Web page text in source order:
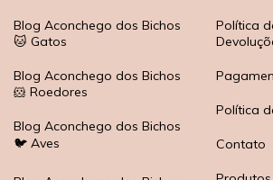
Blog Aconchego dos Bichos
🐱 Gatos
Blog Aconchego dos Bichos
🐹 Roedores
Blog Aconchego dos Bichos
🐦 Aves
Política
Política
Contato